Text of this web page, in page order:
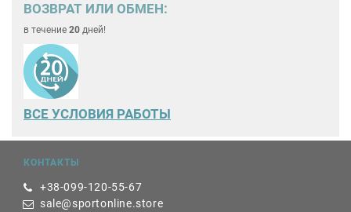
ВОЗВРАТ ИЛИ ОБМЕН:
в течение 20 дней!
ВСЕ УСЛОВИЯ РАБОТЫ
КОНТАКТЫ
+38-099-120-55-67
sale@sportonline.store